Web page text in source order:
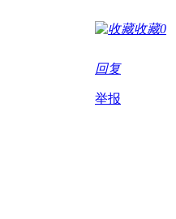
收藏0
回复
举报